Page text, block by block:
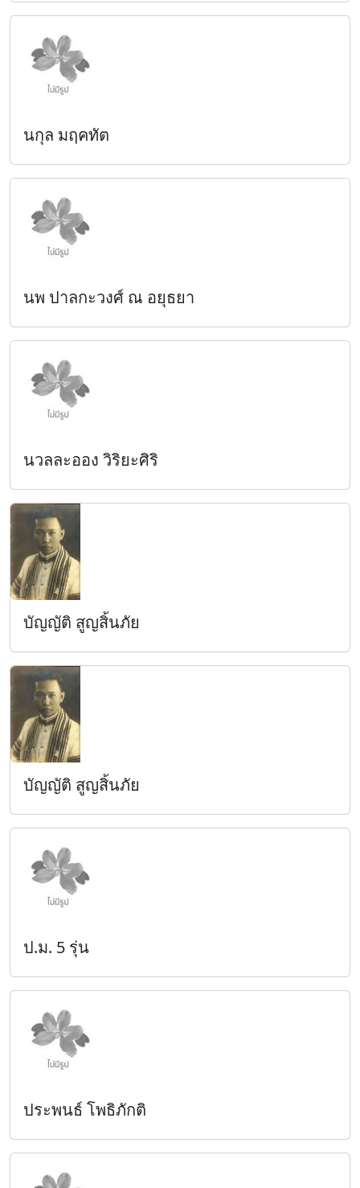
นกุล มฤคทัต
นพ ปาลกะวงศ์ ณ อยุธยา
นวลละออง วิริยะศิริ
บัญญัติ สูญสิ้นภัย
บัญญัติ สูญสิ้นภัย
ป.ม. 5 รุ่น
ประพนธ์ โพธิภักติ